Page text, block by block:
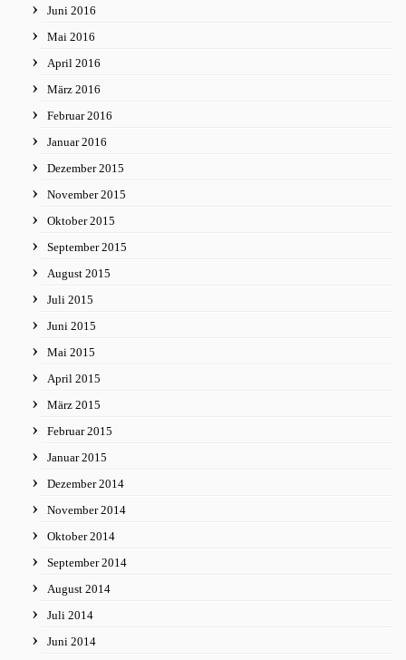
Juni 2016
Mai 2016
April 2016
März 2016
Februar 2016
Januar 2016
Dezember 2015
November 2015
Oktober 2015
September 2015
August 2015
Juli 2015
Juni 2015
Mai 2015
April 2015
März 2015
Februar 2015
Januar 2015
Dezember 2014
November 2014
Oktober 2014
September 2014
August 2014
Juli 2014
Juni 2014